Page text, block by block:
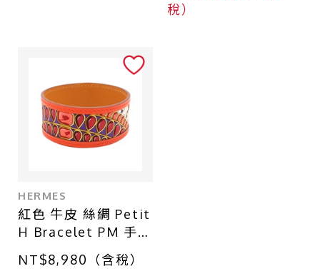
稅）
HERMES
紅色 牛皮 絲綢 Petit
H Bracelet PM 手環
【HERMES 愛馬
仕】
NT$8,980（含稅）